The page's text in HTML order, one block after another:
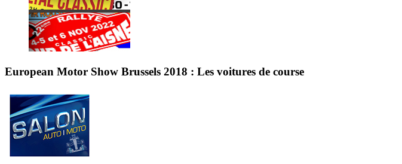
European Motor Show Brussels 2018 : Les voitures de course